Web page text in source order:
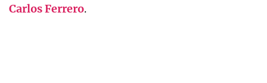
Carlos Ferrero.